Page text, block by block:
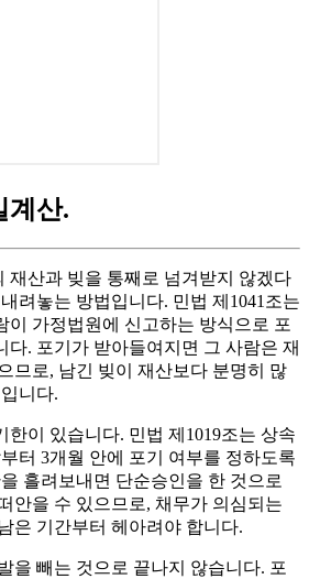
계산.
재산과 빚을 통째로 넘겨받지 않겠다
려놓는 방법입니다. 민법 제1041조는
이 가정법원에 신고하는 방식으로 포
다. 포기가 받아들여지면 그 사람은 재
므로, 남긴 빚이 재산보다 분명히 많
니다.
한이 있습니다. 민법 제1019조는 상속
터 3개월 안에 포기 여부를 정하도록
흘려보내면 단순승인을 한 것으로
안을 수 있으므로, 채무가 의심되는
은 기간부터 헤아려야 합니다.
을 빼는 것으로 끝나지 않습니다. 포